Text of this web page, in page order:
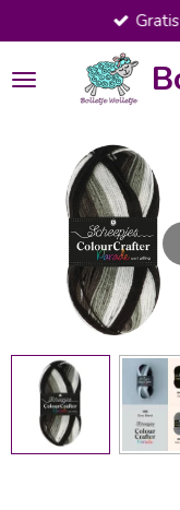
direct
naar
de